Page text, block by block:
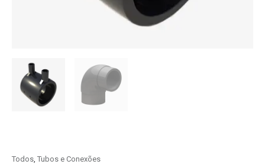
Todos, Tubos e Conexões